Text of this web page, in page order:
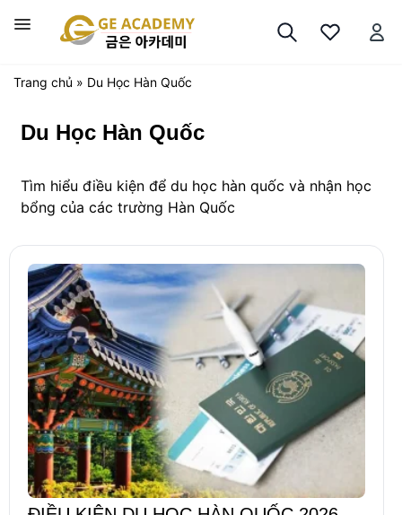
đến
dungTrang chủ » Du Học Hàn Quốc
Du Học Hàn Quốc
Tìm hiểu điều kiện để du học hàn quốc và nhận học
bổng của các trường Hàn Quốc